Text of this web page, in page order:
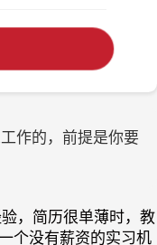
作的，前提是你要
简历很单薄时，教
个没有薪资的实习机